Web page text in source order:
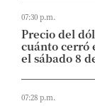
07:30 p.m.
Precio del
cuánto cerró
el sábado 8
07:28 p.m.